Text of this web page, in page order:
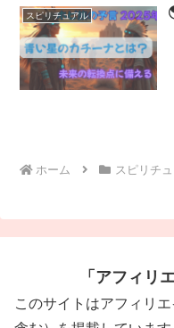
スピリチュアル
ホーム スピリチ
「アフィリ
このサイトはアフィリ